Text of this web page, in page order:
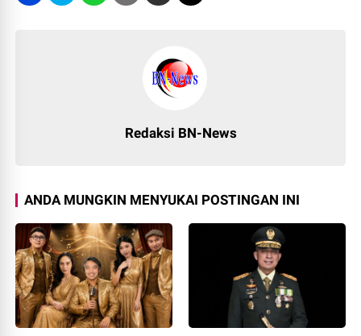
Redaksi BN-News
ANDA MUNGKIN MENYUKAI POSTINGAN INI